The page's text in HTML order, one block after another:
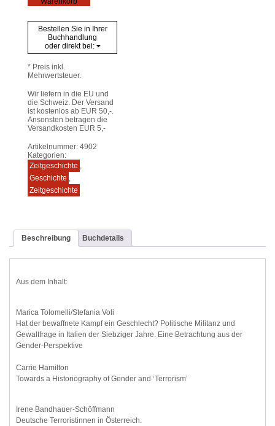
Terrorismus
Geschlecht
Menge
Bestellen Sie in Ihrer
Buchhandlung
oder direkt bei:
* Preis inkl.
Mehrwertsteuer.
Wir liefern in die EU und
die Schweiz. Der Versand
ist kostenlos ab EUR 50,-.
Ansonsten betragen die
Versandkosten EUR 5,-
Artikelnummer: 4902
Kategorien:
Zeitgeschichte
Geschichte
Zeitgeschichte
Beschreibung Buchdetails
Aus dem Inhalt:
Marica Tolomelli/Stefania Voli
Hat der bewaffnete Kampf ein Geschlecht? Politische Militanz und
Gewaltfrage in Italien der Siebziger Jahre. Eine Betrachtung aus der
Gender-Perspektive
Carrie Hamilton
Towards a Historiography of Gender and ‘Terrorism’
Irene Bandhauer-Schöffmann
Deutsche Terroristinnen in Österreich.